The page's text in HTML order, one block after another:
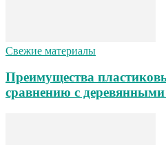
Свежие материалы
Преимущества
сравнению с